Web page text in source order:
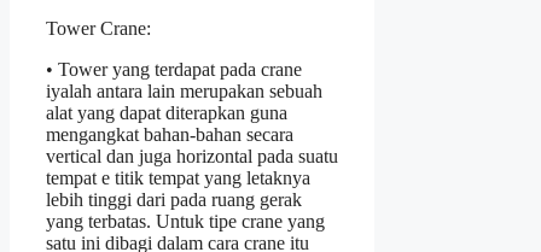
Tower Crane:
• Tower yang terdapat pada crane
iyalah antara lain merupakan sebuah
alat yang dapat diterapkan guna
mengangkat bahan-bahan secara
vertical dan juga horizontal pada suatu
tempat e titik tempat yang letaknya
lebih tinggi dari pada ruang gerak
yang terbatas. Untuk tipe crane yang
satu ini dibagi dalam cara crane itu